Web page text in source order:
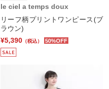
le ciel a temps doux
リーフ柄プリントワンピース(ブ
ラウン)
¥5,390 （税込） 50%OFF